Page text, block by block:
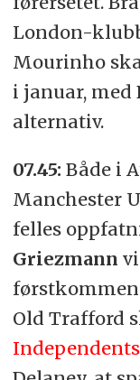
London-
Mourinho
i januar, med
alternativ.
07.45: Både i
Manchester
felles
Griezmann
Old Trafford